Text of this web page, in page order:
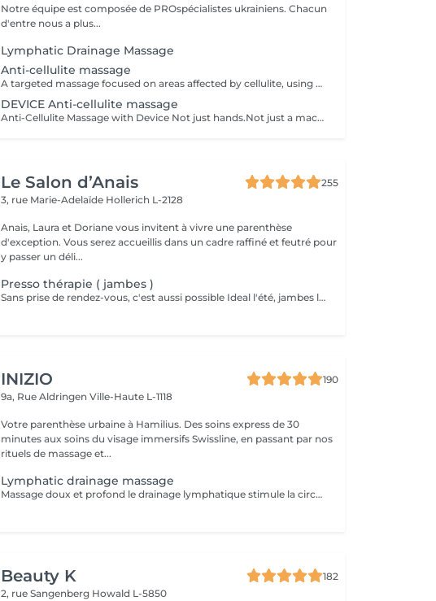
Notre équipe est composée de PROspécialistes ukrainiens. Chacun
d'entre nous a plus...
Lymphatic Drainage Massage
Anti-cellulite massage
A targeted massage focused on areas affected by cellulite, using specific movements to stimulate circulation and support skin firmness. It is designed to help improve skin texture and encourage smoother-looking contours. Result: skin that feels firmer and looks smoother with regular sessions. Recommended frequency: 1 to 2 times per week as part of an ongoing treatment plan.
DEVICE Anti-cellulite massage
Anti-Cellulite Massage with Device Not just hands.Not just a machine.Together. Manual massage + device treatment with intensive Styx products - it's a combination that reaches deeper and works faster. - breaks down stubborn deposits - drains excess fluid - firms and smooths the skin Works best as a course of 5 or 10 sessions. But even after 1 you'll feel lighter!
Le Salon d’Anais
255
3, rue Marie-Adelaïde Hollerich L-2128
Anais, Laura et Doriane vous invitent à vivre une parenthèse
d'exception. Vous serez accueillis dans un cadre raffiné et feutré pour
y passer un déli...
Presso thérapie ( jambes )
Sans prise de rendez-vous, c'est aussi possible Ideal l'été, jambes lourdes, femmes enceinte et drainage lymphatique
INIZIO
190
9a, Rue AldringenVille-Haute L-1118
Votre parenthèse urbaine à Hamilius. Des soins express de 30
minutes aux soins du visage immersifs Swissline, en passant par nos
rituels de massage et...
Lymphatic drainage massage
Massage doux et profond le drainage lymphatique stimule la circulation, aide à éliminer les rétentions d'eau et réduit les gonflements. Idéal pour se détoxifier, soulager les jambes lourdes, les tensions et la fatigue, ce soin laisse le corps plus léger, détendu et la peau visiblement plus éclatante.
Beauty K
182
2, rue Sangenberg Howald L-5850